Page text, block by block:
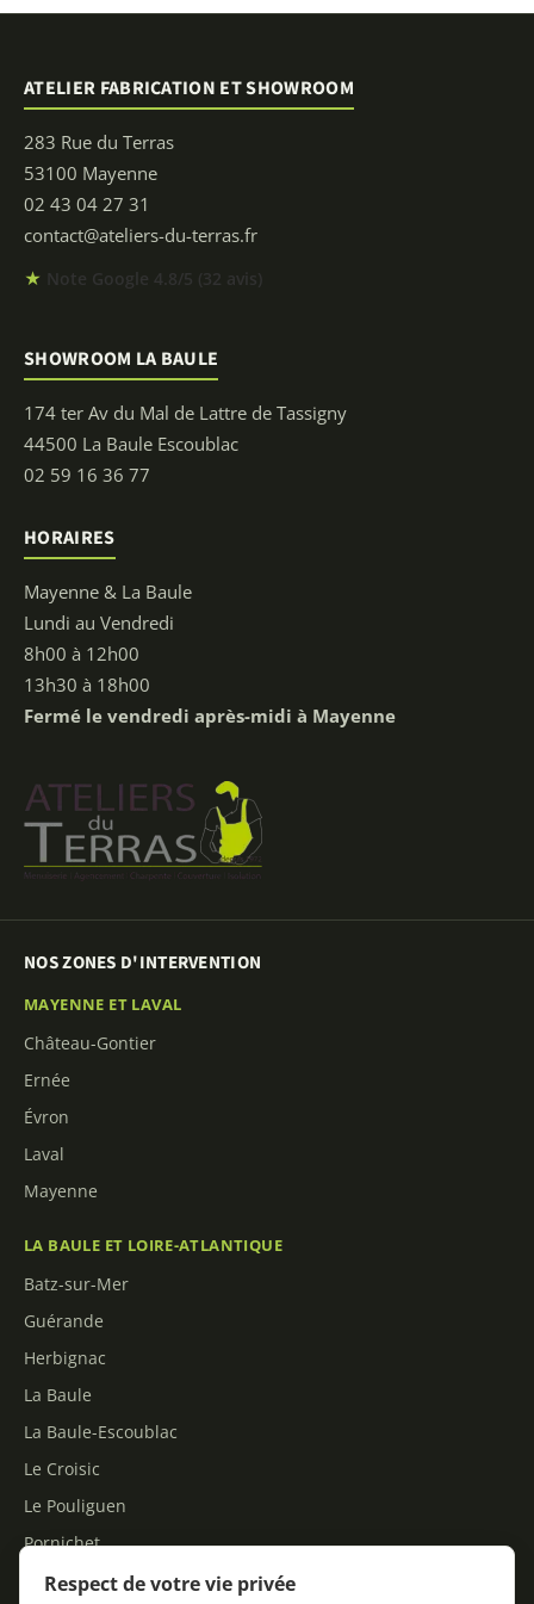
ATELIER FABRICATION ET SHOWROOM
283 Rue du Terras
53100 Mayenne
02 43 04 27 31
contact@ateliers-du-terras.fr
★ Note Google 4.8/5 (32 avis)
SHOWROOM LA BAULE
174 ter Av du Mal de Lattre de Tassigny
44500 La Baule Escoublac
02 59 16 36 77
HORAIRES
Mayenne & La Baule
Lundi au Vendredi
8h00 à 12h00
13h30 à 18h00
Fermé le vendredi après-midi à Mayenne
NOS ZONES D'INTERVENTION
MAYENNE ET LAVAL
Château-Gontier
Ernée
Évron
Laval
Mayenne
LA BAULE ET LOIRE-ATLANTIQUE
Batz-sur-Mer
Guérande
Herbignac
La Baule
La Baule-Escoublac
Le Croisic
Le Pouliguen
Pornichet
Saint-André-des-Eaux
Respect de votre vie privée